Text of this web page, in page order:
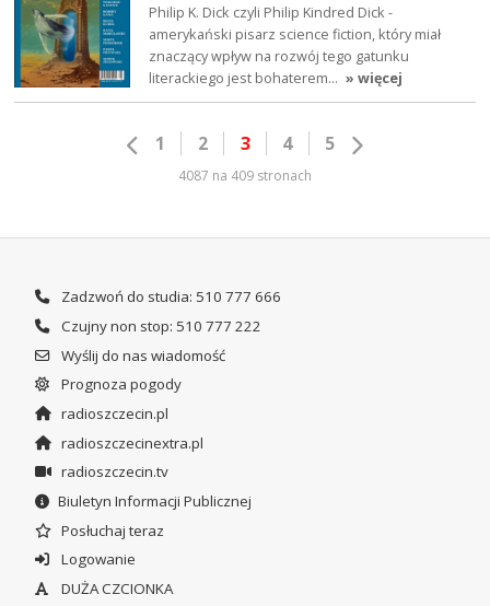
Philip K. Dick czyli Philip Kindred Dick -
amerykański pisarz science fiction, który miał
znaczący wpływ na rozwój tego gatunku
literackiego jest bohaterem… » więcej
1 2 3 4 5
4087 na 409 stronach
Zadzwoń do studia: 510 777 666
Czujny non stop: 510 777 222
Wyślij do nas wiadomość
Prognoza pogody
radioszczecin.pl
radioszczecinextra.pl
radioszczecin.tv
Biuletyn Informacji Publicznej
Posłuchaj teraz
Logowanie
DUŻA CZCIONKA